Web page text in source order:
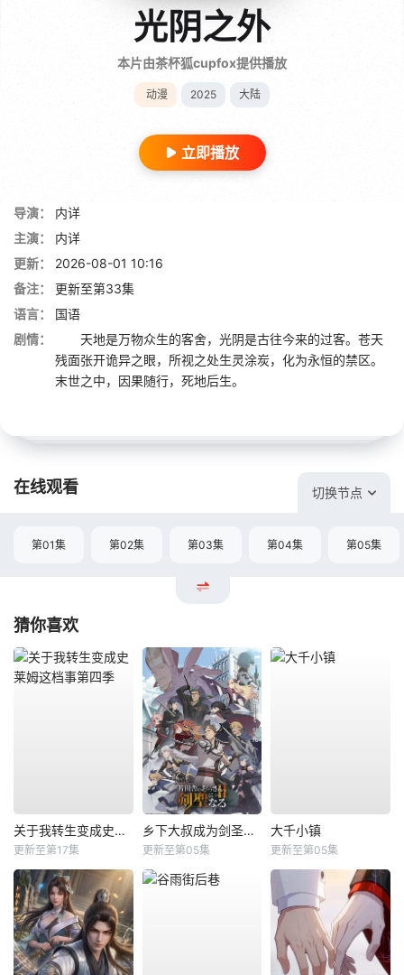
光阴之外
本片由茶杯狐cupfox提供播放
动漫 2025 大陆
立即播放
导演：
内详
主演：
内详
更新：
2026-08-01 10:16
备注：
更新至第33集
语言：
国语
剧情：
天地是万物众生的客舍，光阴是古往今来的过客。苍天
残面张开诡异之眼，所视之处生灵涂炭，化为永恒的禁区。
末世之中，因果随行，死地后生。
在线观看 切换节点
第01集 第02集 第03集 第04集 第05集
猜你喜欢
关于我转生变成史莱姆这档事第四季
更新至第17集
乡下大叔成为剑圣第二季
更新至第05集
大千小镇
更新至第05集